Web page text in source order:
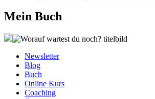
Mein Buch
Newsletter
Blog
Buch
Online Kurs
Coaching